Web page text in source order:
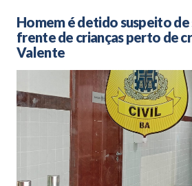
Homem é detido suspeito de
frente de crianças perto de
Valente